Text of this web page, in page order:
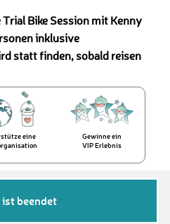
Trial Bike Session mit Kenny
inklusive
statt finden, sobald reisen
eine
Gewinne ein
VIP Erlebnis
ist beendet